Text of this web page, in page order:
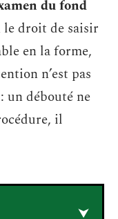
du fond
droit de saisir
en la forme,
n’est pas
un débouté ne
il